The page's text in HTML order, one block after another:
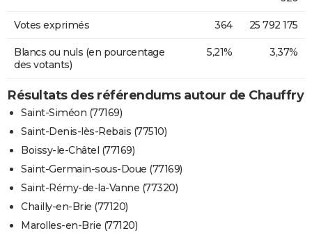
Votes exprimés 364 25 792 175
Blancs ou nuls (en pourcentage
des votants)
5,21% 3,37%
Résultats des référendums autour de Chauffry
Saint-Siméon (77169)
Saint-Denis-lès-Rebais (77510)
Boissy-le-Châtel (77169)
Saint-Germain-sous-Doue (77169)
Saint-Rémy-de-la-Vanne (77320)
Chailly-en-Brie (77120)
Marolles-en-Brie (77120)